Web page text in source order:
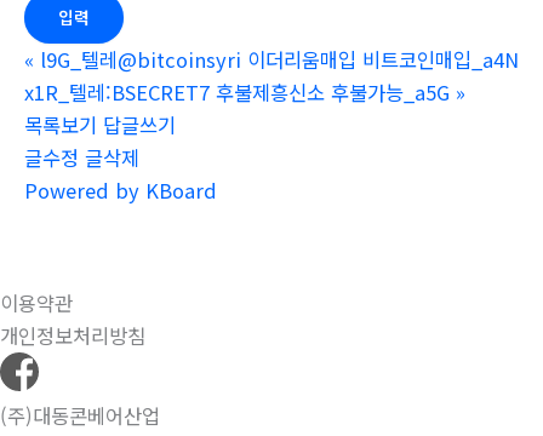
« l9G_텔레@bitcoinsyri 이더리움매입 비트코인매입_a4N
x1R_텔레:BSECRET7 후불제흥신소 후불가능_a5G »
목록보기 답글쓰기
글수정 글삭제
Powered by KBoard
이용약관
개인정보처리방침
(주)대동콘베어산업